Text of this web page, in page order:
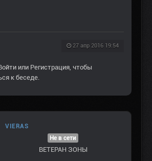
27 апр 2016 19:54
или Регистрация , чтобы
к беседе.
VIERAS
Не в сети
ВЕТЕРАН ЗOНЫ